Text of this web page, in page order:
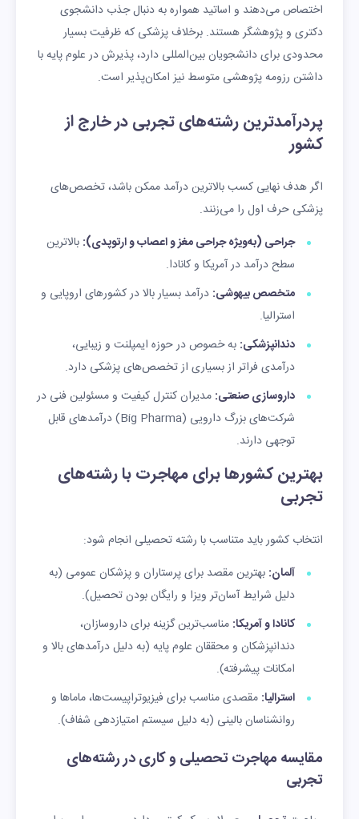
اختصاص می‌دهند و اساتید همواره به دنبال جذب دانشجوی
دکتری و پژوهشگر هستند. برخلاف پزشکی که ظرفیت بسیار
محدودی برای دانشجویان بین‌المللی دارد، پذیرش در علوم پایه با
داشتن رزومه پژوهشی متوسط نیز امکان‌پذیر است.
پردرآمدترین رشته‌های تجربی در خارج از
کشور
اگر هدف نهایی کسب بالاترین درآمد ممکن باشد، تخصص‌های
پزشکی حرف اول را می‌زنند.
جراحی (به‌ویژه جراحی مغز و اعصاب و ارتوپدی): بالاترین
سطح درآمد در آمریکا و کانادا.
متخصص بیهوشی: درآمد بسیار بالا در کشورهای اروپایی و
استرالیا.
دندانپزشکی: به خصوص در حوزه ایمپلنت و زیبایی،
درآمدی فراتر از بسیاری از تخصص‌های پزشکی دارد.
داروسازی صنعتی: مدیران کنترل کیفیت و مسئولین فنی در
شرکت‌های بزرگ دارویی (Big Pharma) درآمدهای قابل
توجهی دارند.
بهترین کشورها برای مهاجرت با رشته‌های
تجربی
انتخاب کشور باید متناسب با رشته تحصیلی انجام شود:
آلمان: بهترین مقصد برای پرستاران و پزشکان عمومی (به
دلیل شرایط آسان‌تر ویزا و رایگان بودن تحصیل).
کانادا و آمریکا: مناسب‌ترین گزینه برای داروسازان،
دندانپزشکان و محققان علوم پایه (به دلیل درآمدهای بالا و
امکانات پیشرفته).
استرالیا: مقصدی مناسب برای فیزیوتراپیست‌ها، ماماها و
روانشناسان بالینی (به دلیل سیستم امتیازدهی شفاف).
مقایسه مهاجرت تحصیلی و کاری در رشته‌های
تجربی